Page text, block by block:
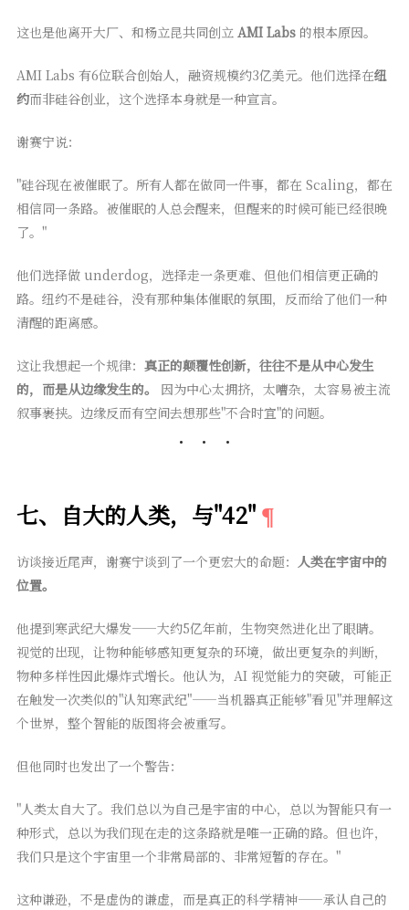
这也是他离开大厂、和杨立昆共同创立 AMI Labs的根本原因。
AMI Labs 有6位联合创始人，融资规模约3亿美元。他们选择在纽
约而非硅谷创业，这个选择本身就是一种宣言。
谢赛宁说：
"硅谷现在被催眠了。所有人都在做同一件事，都在 Scaling，都在
相信同一条路。被催眠的人总会醒来，但醒来的时候可能已经很晚
了。"
他们选择做 underdog，选择走一条更难、但他们相信更正确的
路。纽约不是硅谷，没有那种集体催眠的氛围，反而给了他们一种
清醒的距离感。
这让我想起一个规律： 真正的颠覆性创新，往往不是从中心发生
的，而是从边缘发生的。
因为中心太拥挤，太嘈杂，太容易被主流
叙事裹挟。边缘反而有空间去想那些"不合时宜"的问题。
七、自大的人类，与"42"
访谈接近尾声，谢赛宁谈到了一个更宏大的命题： 人类在宇宙中的
位置。
他提到寒武纪大爆发——大约5亿年前，生物突然进化出了眼睛。
视觉的出现，让物种能够感知更复杂的环境，做出更复杂的判断，
物种多样性因此爆炸式增长。他认为，AI 视觉能力的突破，可能正
在触发一次类似的"认知寒武纪"——当机器真正能够"看见"并理解这
个世界，整个智能的版图将会被重写。
但他同时也发出了一个警告：
"人类太自大了。我们总以为自己是宇宙的中心，总以为智能只有一
种形式，总以为我们现在走的这条路就是唯一正确的路。但也许，
我们只是这个宇宙里一个非常局部的、非常短暂的存在。"
这种谦逊，不是虚伪的谦虚，而是真正的科学精神——承认自己的